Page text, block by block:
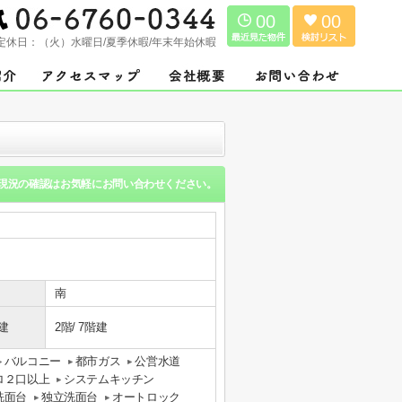
休日： （火）水曜日/夏季休暇/年末年始休暇
00 00
況の確認はお気軽にお問い合わせください。
南
2階/ 7階建
バルコニー 都市ガス
公営水道
２口以上
システムキッチン
面台
独立洗面台 オートロック